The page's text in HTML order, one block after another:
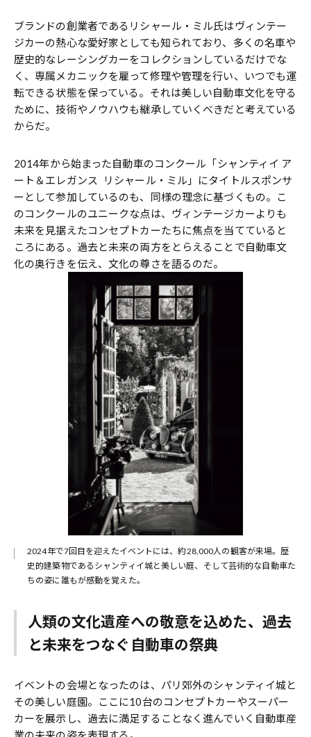
ブランドの創業者であるリシャール・ミル氏はヴィンテー
ジカーの熱心な愛好家としても知られており、多くの名車や
歴史的なレーシングカーをコレクションしているだけでな
く、専属メカニックを雇って修理や管理を行い、いつでも運
転できる状態を保っている。それは美しい自動車文化を守る
ために、技術やノウハウも継承していくべきだと考えている
からだ。
2014年から始まった自動車のコンクール「シャンティイ ア
ート＆エレガンス リシャール・ミル」にタイトルスポンサ
ーとして参加しているのも、同様の理念に基づくもの。こ
のコンクールのユニークな点は、ヴィンテージカーよりも
未来を見据えたコンセプトカーたちに焦点を当てていると
ころにある。過去と未来の両方をとらえることで自動車文
化の奥行きを伝え、文化の尊さを語るのだ。
2024年で7回目を迎えたイベントには、約28,000人の観客が来場。歴
史的建築物であるシャンティイ城と美しい庭、そして芸術的な自動車た
ちの姿に誰もが感動を覚えた。
人類の文化遺産への敬意を込めた、過去
と未来をつなぐ自動車の祭典
イベントの会場となったのは、パリ郊外のシャンティイ城と
その美しい庭園。ここに10台のコンセプトカーやスーパー
カーを展示し、過去に満足することなく進んでいく自動車産